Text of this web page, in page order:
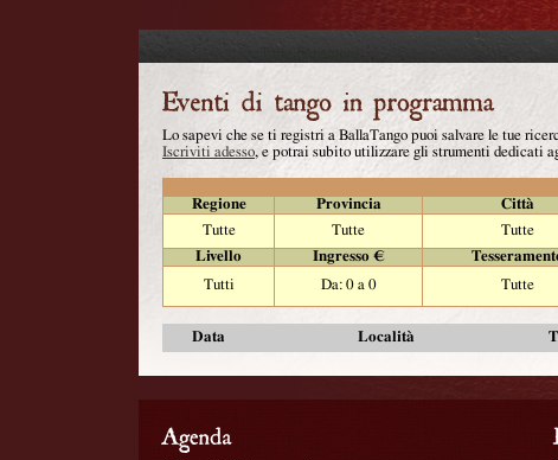
Lo sapevi che se ti registri a BallaTango puoi salvare le tue
Iscriviti adesso, e potrai subito utilizzare gli strumenti dedicati
Regione
Provincia Città
Tutte
Tutte Tutte
Livello
Ingresso €
Tutti
Da: 0 a 0 Tutte
Data Località